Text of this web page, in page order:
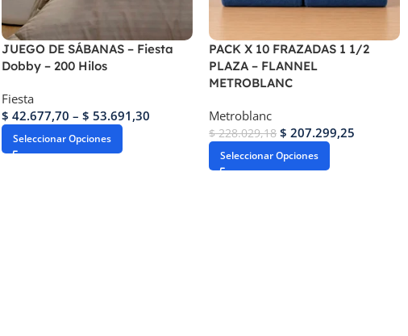
JUEGO DE SÁBANAS – Fiesta
Dobby – 200 Hilos
Fiesta
$ 42.677,70 – $ 53.691,30
Seleccionar Opciones
PACK X 10 FRAZADAS 1 1/2
PLAZA – FLANNEL
METROBLANC
Metroblanc
$228.029,18 $ 207.299,25
Seleccionar Opciones